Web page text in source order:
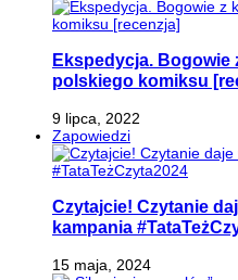
Ekspedycja. Bogowie
polskiego komiksu
9 lipca, 2022
Zapowiedzi
Czytajcie! Czytanie
kampania
15 maja, 2024